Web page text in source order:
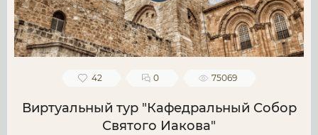
42 0 75069
Виртуальный тур "Кафедральный Собор
Святого Иакова"